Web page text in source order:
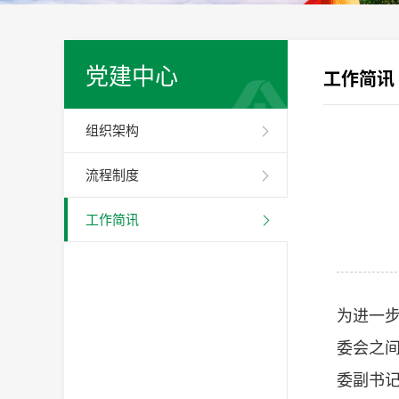
党建中心
组织架构
流程制度
工作简讯
工作简讯
为进一
委会之
委副书